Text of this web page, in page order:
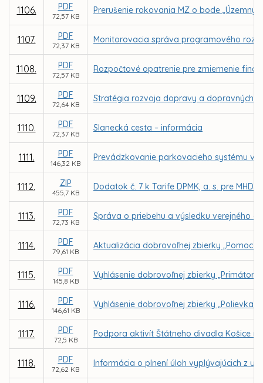
1106. PDF
72,57 KB
Prerušenie rokovania MZ o bode „Územný
1107. PDF
72,37 KB
Monitorovacia správa programového
1108. PDF
72,57 KB
Rozpočtové opatrenie pre zmiernenie
1109. PDF
72,64 KB
Stratégia rozvoja dopravy a dopravných
1110. PDF
72,37 KB
Slanecká cesta – informácia
1111. PDF
146,32 KB
Prevádzkovanie parkovacieho systému v
1112. ZIP
455,7 KB
Dodatok č. 7 k Tarife DPMK, a. s. pre MHD
1113. PDF
72,73 KB
Správa o priebehu a výsledku verejného
1114. PDF
79,61 KB
Aktualizácia dobrovoľnej zbierky „Pomoc
1115. PDF
145,8 KB
Vyhlásenie dobrovoľnej zbierky
1116. PDF
146,61 KB
Vyhlásenie dobrovoľnej zbierky „Polievka
1117. PDF
72,5 KB
Podpora aktivít Štátneho divadla Košice
1118. PDF
72,62 KB
Informácia o plnení úloh vyplývajúcich z